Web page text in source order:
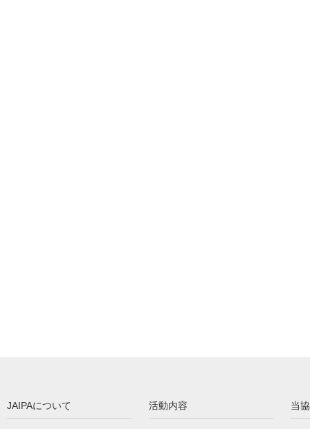
JAIPAについて 活動内容 当